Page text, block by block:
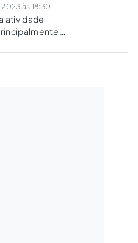
às 18:30
atividade
o